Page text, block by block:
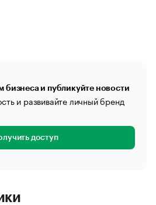
бизнеса и публикуйте новости
и развивайте личный бренд
доступ